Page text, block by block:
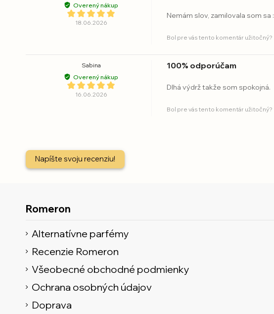
Overený nákup
18.06.2026
Nemám slov, zamilovala som sa
Bol pre vás tento komentár užitočný?
Sabina
Overený nákup
16.06.2026
100% odporúčam
Dlhá výdrž takže som spokojná.
Bol pre vás tento komentár užitočný?
Napíšte svoju recenziu!
Romeron
Alternatívne parfémy
Recenzie Romeron
Všeobecné obchodné podmienky
Ochrana osobných údajov
Doprava